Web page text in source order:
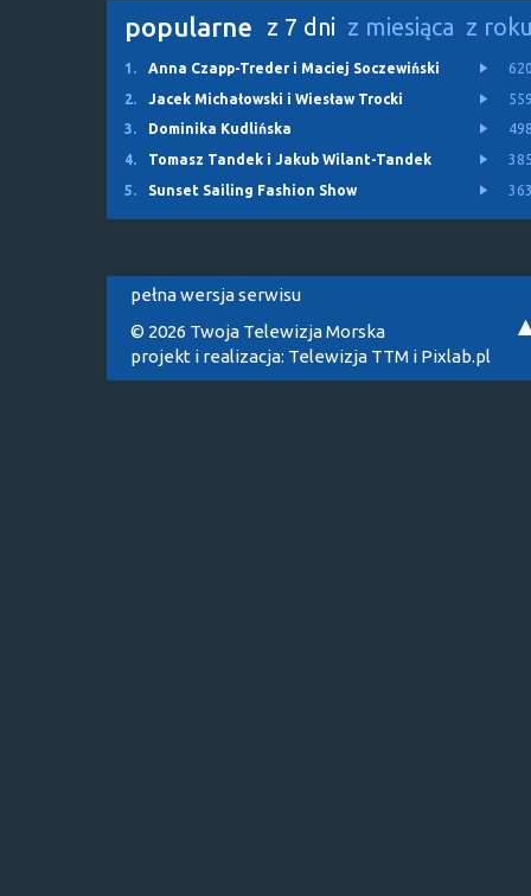
popularne z 7 dni z miesiąca z
1. Anna Czapp-Treder i Maciej Soczewiński
2.
Jacek Michałowski i Wiesław Trocki
3.
Dominika Kudlińska
4.
Tomasz Tandek i Jakub Wilant-Tandek
5.
Sunset Sailing Fashion Show
pełna wersja serwisu
© 2026 Twoja Telewizja Morska
projekt i realizacja: Telewizja TTM i Pixlab.pl